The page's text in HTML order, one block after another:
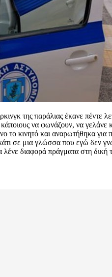
της παράλιας έκανε πέντε
να φωνάζουν, να
το κινητό και αναρωτήθηκα
σε μια γλώσσα που εγώ δεν
λένε διαφορά πράγματα στη